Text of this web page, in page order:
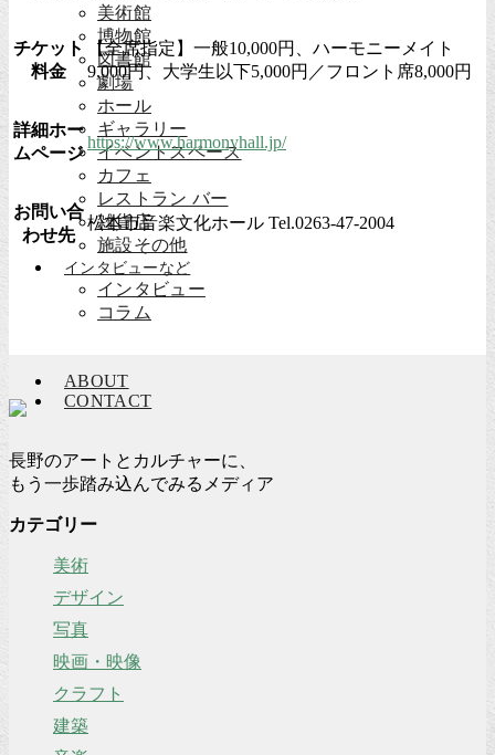
美術館
博物館
図書館
劇場
ホール
ギャラリー
イベントスペース
カフェ
レストラン バー
雑貨店
施設その他
インタビューなど
インタビュー
コラム
ABOUT
CONTACT
チケット
料金
【全席指定】一般10,000円、ハーモニーメイト
9,000円、大学生以下5,000円／フロント席8,000円
詳細ホー
ムページ
https://www.harmonyhall.jp/
お問い合
わせ先
松本市音楽文化ホール Tel.0263-47-2004
長野のアートとカルチャーに、
もう一歩踏み込んでみるメディア
カテゴリー
美術
デザイン
写真
映画・映像
クラフト
建築